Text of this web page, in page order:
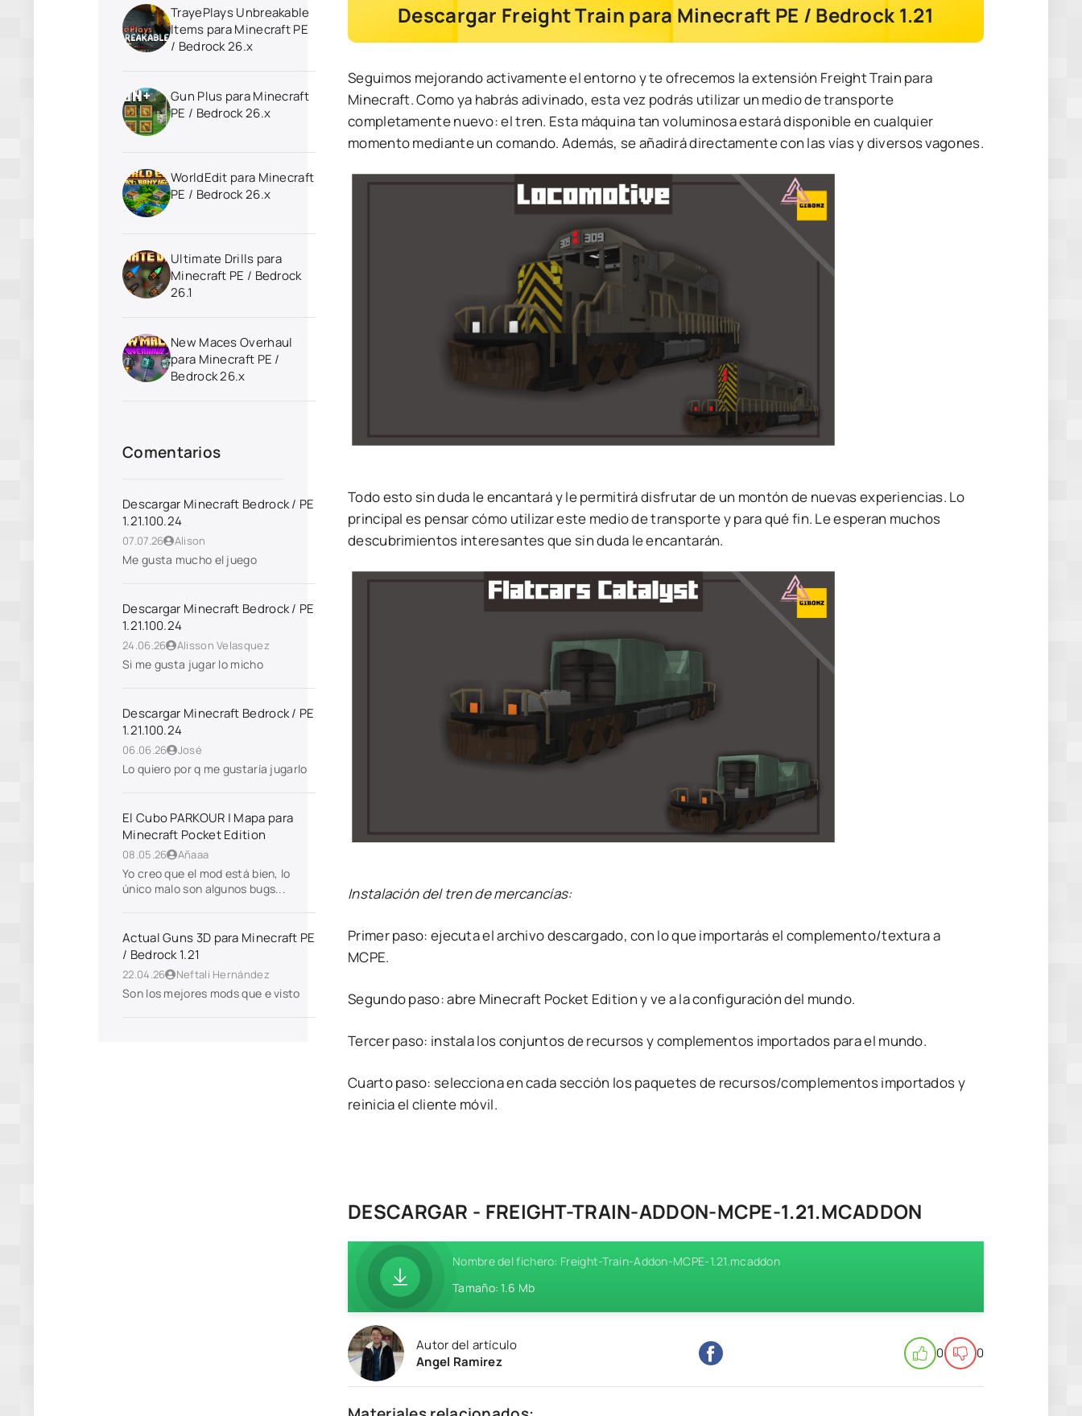
Descargar Freight Train para Minecraft PE / Bedrock 1.21
Seguimos mejorando activamente el entorno y te ofrecemos la extensión Freight Train para
Minecraft. Como ya habrás adivinado, esta vez podrás utilizar un medio de transporte
completamente nuevo: el tren. Esta máquina tan voluminosa estará disponible en cualquier
momento mediante un comando. Además, se añadirá directamente con las vías y diversos vagones.
Todo esto sin duda le encantará y le permitirá disfrutar de un montón de nuevas experiencias. Lo
principal es pensar cómo utilizar este medio de transporte y para qué fin. Le esperan muchos
descubrimientos interesantes que sin duda le encantarán.
Instalación del tren de mercancías:
Primer paso: ejecuta el archivo descargado, con lo que importarás el complemento/textura a
MCPE.
Segundo paso: abre Minecraft Pocket Edition y ve a la configuración del mundo.
Tercer paso: instala los conjuntos de recursos y complementos importados para el mundo.
Cuarto paso: selecciona en cada sección los paquetes de recursos/complementos importados y
reinicia el cliente móvil.
DESCARGAR - FREIGHT-TRAIN-ADDON-MCPE-1.21.MCADDON
Nombre del fichero: Freight-Train-Addon-MCPE-1.21.mcaddon
Tamaño: 1.6 Mb
Autor del artículo
Angel Ramirez
0 0
TrayePlays Unbreakable
Items para Minecraft PE
/ Bedrock 26.x
Gun Plus para Minecraft
PE / Bedrock 26.x
WorldEdit para Minecraft
PE / Bedrock 26.x
Ultimate Drills para
Minecraft PE / Bedrock
26.1
New Maces Overhaul
para Minecraft PE /
Bedrock 26.x
Comentarios
Descargar Minecraft Bedrock / PE
1.21.100.24
07.07.26 Alison
Me gusta mucho el juego
Descargar Minecraft Bedrock / PE
1.21.100.24
24.06.26 Alisson Velasquez
Si me gusta jugar lo micho
Descargar Minecraft Bedrock / PE
1.21.100.24
06.06.26 José
Lo quiero por q me gustaría jugarlo
El Cubo PARKOUR | Mapa para
Minecraft Pocket Edition
08.05.26 Añaaa
Yo creo que el mod está bien, lo
único malo son algunos bugs...
Actual Guns 3D para Minecraft PE
/ Bedrock 1.21
22.04.26 Neftali Hernández
Son los mejores mods que e visto